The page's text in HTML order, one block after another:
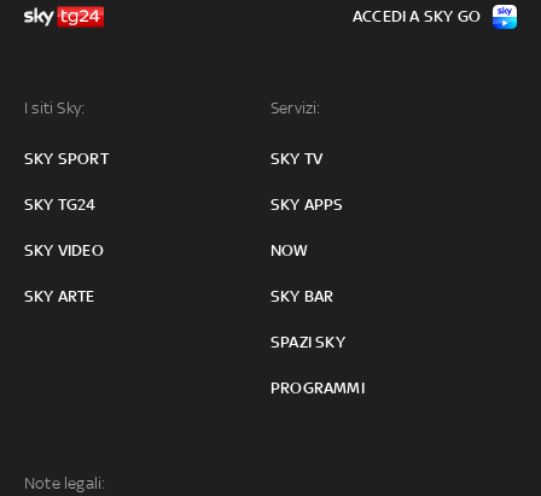
I siti Sky:
SKY SPORT
SKY TG24
SKY VIDEO
SKY ARTE
Servizi:
SKY TV
SKY APPS
NOW
SKY BAR
SPAZI SKY
PROGRAMMI
Note legali:
ACCEDI A SKY GO